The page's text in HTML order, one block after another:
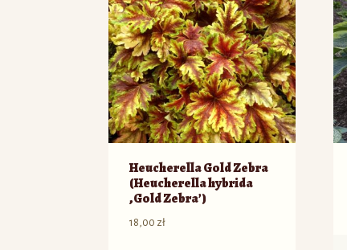
Heucherella Gold Zebra
(Heucherella hybrida
‚Gold Zebra’)
18,00 zł